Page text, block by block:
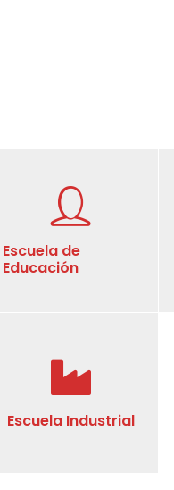
Escuela de
Educación
Escuela Industrial